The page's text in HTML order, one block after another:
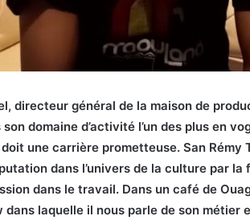
directeur général de la maison de
domaine d’activité l’un des plus en
une carrière prometteuse. San Rémy
dans l’univers de la culture par
dans le travail. Dans un café de
laquelle il nous parle de son métier